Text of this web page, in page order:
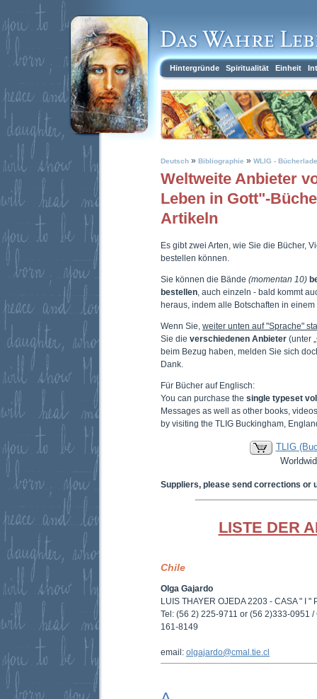
Hintergründe Spiritualität Einheit
Deutsch » Bibliographie » WLIG -
Weltweite Anbieter
Leben in Gott"-
Artikeln
Es gibt zwei Arten, wie Sie die Bücher,
bestellen können.
Sie können die Bände (momentan 10)
bestellen , auch einzeln - bald kommt
heraus, indem alle Botschaften in
Wenn Sie, weiter unten auf "Sprache"
Sie die verschiedenen Anbieter (unter
beim Bezug haben, melden Sie sich
Dank.
Für Bücher auf Englisch:
You can purchase the single typeset
Messages as well as other books,
by visiting the TLIG Buckingham,
TLIG
Suppliers, please send corrections or
LISTE DER
Chile
Olga Gajardo
LUIS THAYER OJEDA 2203 - CASA " I
Tel: (56 2) 225-9711 or (56 2)333-0951
161-8149
email: olgajardo@cmal.tie.cl